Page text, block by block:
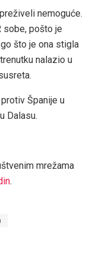
nemoguće.
sobe, pošto je
što je ona stigla
nalazio u
Španije u
Dalasu.
mrežama
.